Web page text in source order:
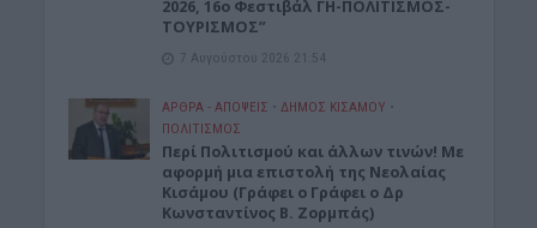
2026, 16ο Φεστιβάλ ΓΗ-ΠΟΛΙΤΙΣΜΟΣ-
ΤΟΥΡΙΣΜΟΣ”
7 Αυγούστου 2026 21:54
ΑΡΘΡΑ - ΑΠΟΨΕΙΣ • ΔΉΜΟΣ ΚΙΣΆΜΟΥ •
ΠΟΛΙΤΙΣΜΟΣ
Περί Πολιτισμού και άλλων τινών! Mε
αφορμή μια επιστολή της Νεολαίας
Κισάμου (Γράφει ο Γράφει ο Δρ
Κωνσταντίνος Β. Ζορμπάς)